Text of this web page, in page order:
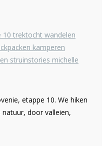
etappe 10. We hiken
door valleien,